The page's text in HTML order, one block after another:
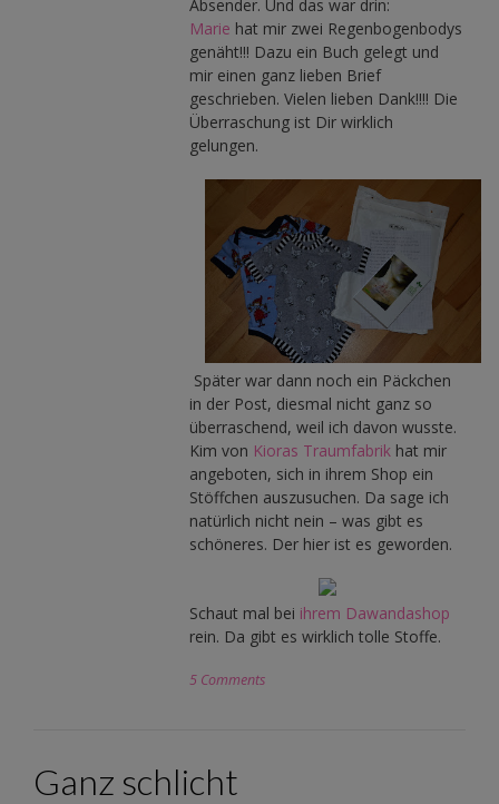
Absender. Und das war drin:
Marie hat mir zwei Regenbogenbodys
genäht!!! Dazu ein Buch gelegt und
mir einen ganz lieben Brief
geschrieben. Vielen lieben Dank!!!! Die
Überraschung ist Dir wirklich
gelungen.
Später war dann noch ein Päckchen
in der Post, diesmal nicht ganz so
überraschend, weil ich davon wusste.
Kim von Kioras Traumfabrikhat mir
angeboten, sich in ihrem Shop ein
Stöffchen auszusuchen. Da sage ich
natürlich nicht nein – was gibt es
schöneres. Der hier ist es geworden.
Schaut mal bei ihrem Dawandashop
rein. Da gibt es wirklich tolle Stoffe.
5 Comments
Ganz schlicht